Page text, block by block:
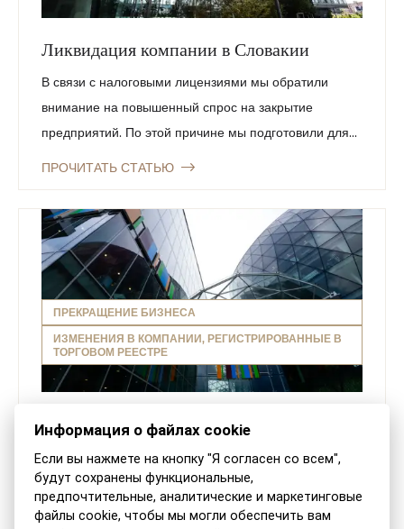
Ликвидация компании в Словакии
В связи с налоговыми лицензиями мы обратили
внимание на повышенный спрос на закрытие
предприятий. По этой причине мы подготовили для...
ПРОЧИТАТЬ СТАТЬЮ
ПРЕКРАЩЕНИЕ БИЗНЕСА
ИЗМЕНЕНИЯ В КОМПАНИИ, РЕГИСТРИРОВАННЫЕ В
ТОРГОВОМ РЕЕСТРЕ
Объединение (слияние) компаний в
Словакии
Одним из способов исчезновения компании
считается ее слияние с другой компанией, которая
Информация о файлах cookie
Если вы нажмете на кнопку "Я согласен со всем",
будут сохранены функциональные,
предпочтительные, аналитические и маркетинговые
файлы cookie, чтобы мы могли обеспечить вам